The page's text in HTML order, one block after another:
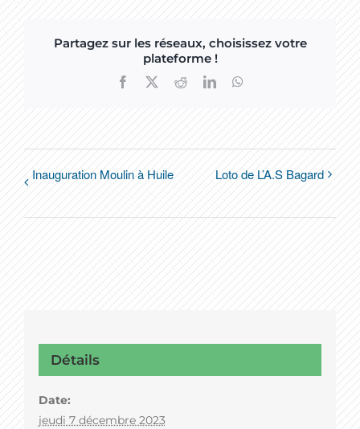
Partagez sur les réseaux, choisissez votre
plateforme !
Facebook RedditLinkedIn
Inauguration Moulin à Huile Loto de L’A.S Bagard
Détails
Date:
jeudi 7 décembre 2023